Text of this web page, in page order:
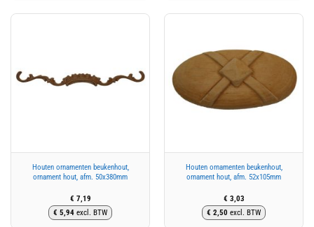
Houten ornamenten beukenhout,
ornament hout, afm. 50x380mm
€ 7,19
€ 5,94 excl. BTW
Houten ornamenten beukenhout,
ornament hout, afm. 52x105mm
€ 3,03
€ 2,50 excl. BTW